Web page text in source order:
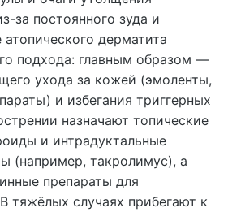
за постоянного зуда и
дерматита
подхода: главным образом —
ухода за кожей (эмоленты,
и избегания триггерных
назначают топические
и интрадуктальные
(например, такролимус), а
препараты для
тяжёлых случаях прибегают к